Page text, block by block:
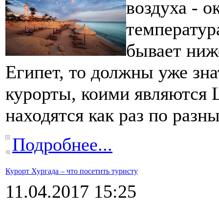
воздуха -
бывает
Египет, то должны уже
курорты, коими
находятся как раз по
Подробнее...
Курорт Хургада – что посетить туристу
11.04.2017 15:25